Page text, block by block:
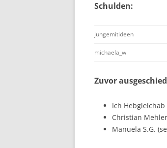
Schulden:
jungemitideen
michaela_w
Zuvor
Ich Hebgleichab
Christian
Manuela S.G.